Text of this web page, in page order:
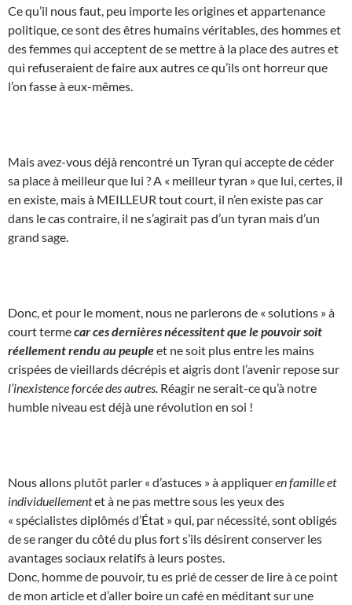
Ce qu’il nous faut, peu importe les origines et appartenance
politique, ce sont des êtres humains véritables, des hommes et
des femmes qui acceptent de se mettre à la place des autres et
qui refuseraient de faire aux autres ce qu’ils ont horreur que
l’on fasse à eux-mêmes.
Mais avez-vous déjà rencontré un Tyran qui accepte de céder
sa place à meilleur que lui ? A « meilleur tyran » que lui, certes, il
en existe, mais à MEILLEUR tout court, il n’en existe pas car
dans le cas contraire, il ne s’agirait pas d’un tyran mais d’un
grand sage.
Donc, et pour le moment, nous ne parlerons de « solutions » à
court termecar ces dernières nécessitent que le pouvoir soit
réellement rendu au peupleet ne soit plus entre les mains
crispées de vieillards décrépis et aigris dont l’avenir repose sur
l’inexistence forcée des autres. Réagir ne serait-ce qu’à notre
humble niveau est déjà une révolution en soi !
Nous allons plutôt parler « d’astuces » à appliqueren famille et
individuellementet à ne pas mettre sous les yeux des
« spécialistes diplômés d’État » qui, par nécessité, sont obligés
de se ranger du côté du plus fort s’ils désirent conserver les
avantages sociaux relatifs à leurs postes.
Donc, homme de pouvoir, tu es prié de cesser de lire à ce point
de mon article et d’aller boire un café en méditant sur une